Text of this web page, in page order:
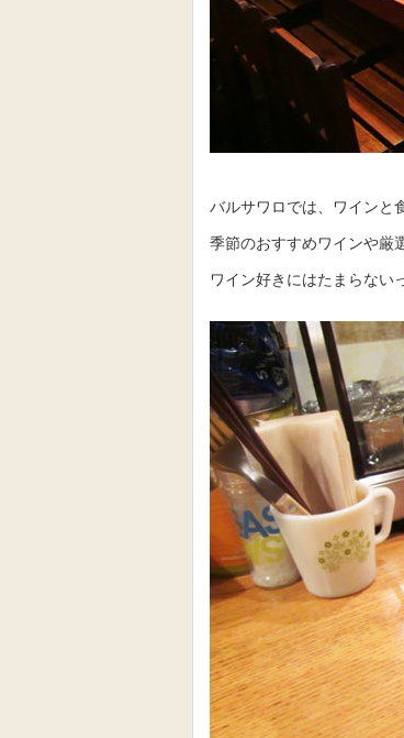
バルサワロでは、ワインと
季節のおすすめワインや厳
ワイン好きにはたまらない